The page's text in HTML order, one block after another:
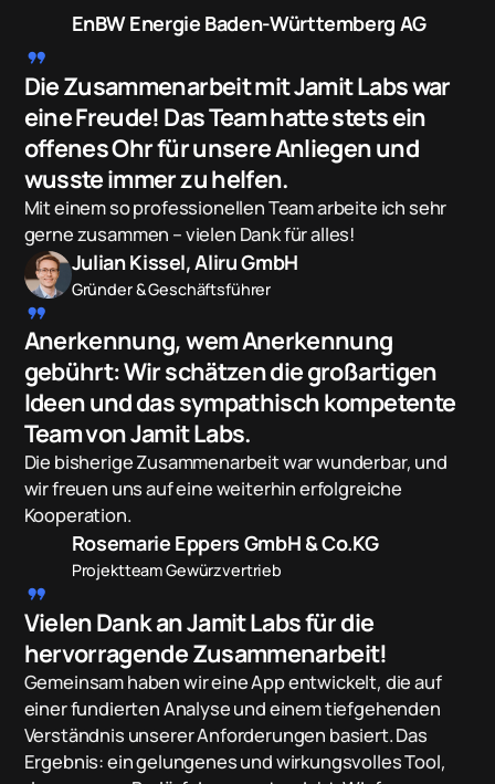
EnBW Energie Baden-Württemberg AG
format_quote
Die Zusammenarbeit mit Jamit Labs war
eine Freude! Das Team hatte stets ein
offenes Ohr für unsere Anliegen und
wusste immer zu helfen.
Mit einem so professionellen Team arbeite ich sehr
gerne zusammen – vielen Dank für alles!
Julian Kissel, Aliru GmbH
Gründer & Geschäftsführer
format_quote
Anerkennung, wem Anerkennung
gebührt: Wir schätzen die großartigen
Ideen und das sympathisch kompetente
Team von Jamit Labs.
Die bisherige Zusammenarbeit war wunderbar, und
wir freuen uns auf eine weiterhin erfolgreiche
Kooperation.
Rosemarie Eppers GmbH & Co.KG
Projektteam Gewürzvertrieb
format_quote
Vielen Dank an Jamit Labs für die
hervorragende Zusammenarbeit!
Gemeinsam haben wir eine App entwickelt, die auf
einer fundierten Analyse und einem tiefgehenden
Verständnis unserer Anforderungen basiert. Das
Ergebnis: ein gelungenes und wirkungsvolles Tool,